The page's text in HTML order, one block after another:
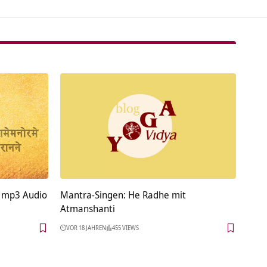
Audio
Mantra-Singen: He Radhe mit
Atmanshanti
VOR 18 JAHREN 455 VIEWS